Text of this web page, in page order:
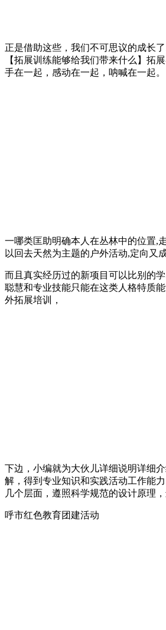
正是借助这些，我们不可思议的成长
【拓展训练能够给我们带来什么】拓
手在一起，感动在一起，呐喊在一起。
一哪类匡助明确本人在丛林中的位置,
以回去天然为主题的户外活动,定向又
而且真实经历过的新项目可以比别的
聪慧和专业技能只能在这类人格特质
外拓展培训，
下边，小编就为大伙儿详细说明详细
解，得到专业知识和实践活动工作能
几个层面，遵照科学规范的设计原理
呼市红色教育团建活动